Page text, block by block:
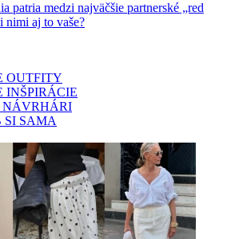
patria medzi najväčšie partnerské „red
nimi aj to vaše?
OUTFITY
INŠPIRÁCIE
NÁVRHÁRI
SI SAMA